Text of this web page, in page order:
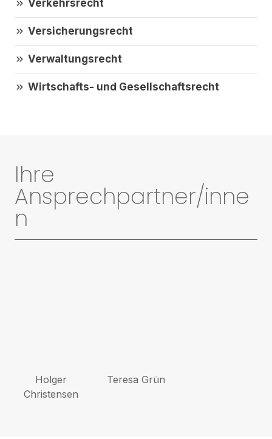
Verkehrsrecht
Versicherungsrecht
Verwaltungsrecht
Wirtschafts- und Gesellschaftsrecht
Ihre
Ansprechpartner/inne
n
Holger
Christensen
Teresa Grün